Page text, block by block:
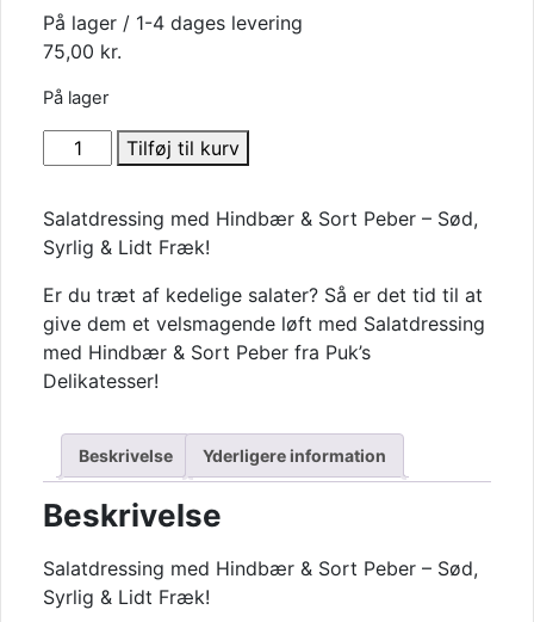
På lager / 1-4 dages levering
75,00 kr.
På lager
Salatdressing
med
&
Sort
Peber
antal
Tilføj til kurv
Salatdressing med Hindbær & Sort Peber – Sød,
Syrlig & Lidt Fræk!
Er du træt af kedelige salater? Så er det tid til at
give dem et velsmagende løft med Salatdressing
med Hindbær & Sort Peber fra Puk’s
Delikatesser!
Beskrivelse Yderligere information
Beskrivelse
Salatdressing med Hindbær & Sort Peber – Sød,
Syrlig & Lidt Fræk!